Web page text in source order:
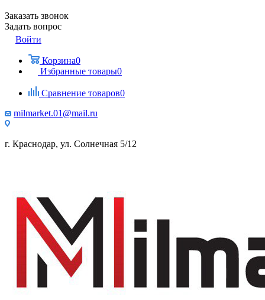
Заказать звонок
Задать вопрос
Войти
Корзина0
Избранные товары0
Сравнение товаров0
milmarket.01@mail.ru
г. Краснодар, ул. Солнечная 5/12